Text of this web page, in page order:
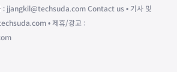
: jjangkil@techsuda.com Contact us • 기사 및
• 제휴/광고 :